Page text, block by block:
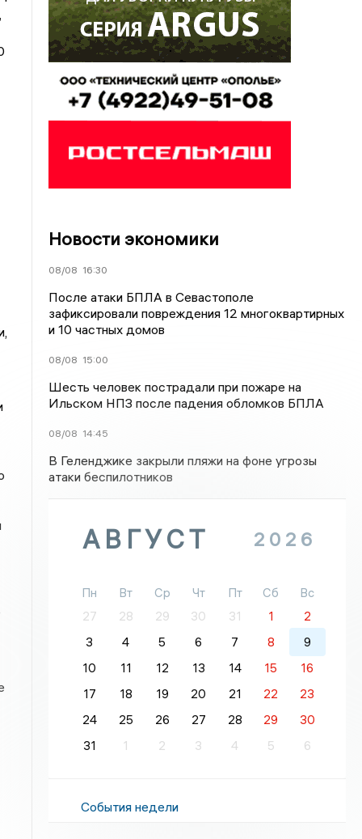
Новости экономики
08/08 16:30
После атаки БПЛА в Севастополе
зафиксировали повреждения 12 многоквартирных
и 10 частных домов
08/08 15:00
Шесть человек пострадали при пожаре на
Ильском НПЗ после падения обломков БПЛА
08/08 14:45
В Геленджике закрыли пляжи на фоне угрозы
атаки беспилотников
АВГУСТ 2026
Пн Вт Ср Чт Пт Сб
Вс
27
28 29 30 31 1
2
3
4 5 6 7 8
9
10
11 12 13 14 15
16
17
18 19 20 21 22
23
24
25 26 27 28 29
30
31
1 2 3 4 5 6
События недели